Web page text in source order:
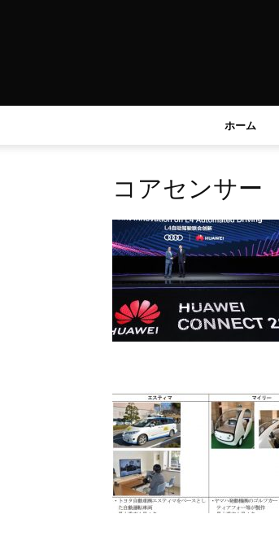
ホーム
コアセンサー